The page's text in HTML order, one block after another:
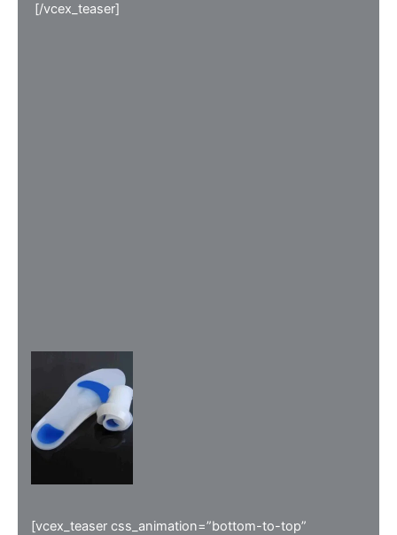
[/vcex_teaser]
[vcex_teaser css_animation=”bottom-to-top”